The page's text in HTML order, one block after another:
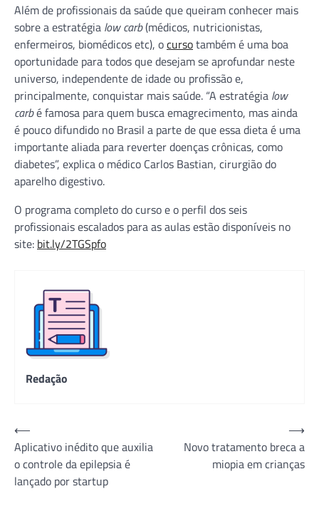
Além de profissionais da saúde que queiram conhecer mais
sobre a estratégia low carb(médicos, nutricionistas,
enfermeiros, biomédicos etc), ocursotambém é uma boa
oportunidade para todos que desejam se aprofundar neste
universo, independente de idade ou profissão e,
principalmente, conquistar mais saúde. “A estratégia low
carbé famosa para quem busca emagrecimento, mas ainda
é pouco difundido no Brasil a parte de que essa dieta é uma
importante aliada para reverter doenças crônicas, como
diabetes”, explica o médico Carlos Bastian, cirurgião do
aparelho digestivo.
O programa completo do curso e o perfil dos seis
profissionais escalados para as aulas estão disponíveis no
site: bit.ly/2TGSpfo
Redação
Navegação
de
Post
⟵
Aplicativo inédito que auxilia
o controle da epilepsia é
lançado por startup
Novo tratamento breca a
miopia em crianças
⟶